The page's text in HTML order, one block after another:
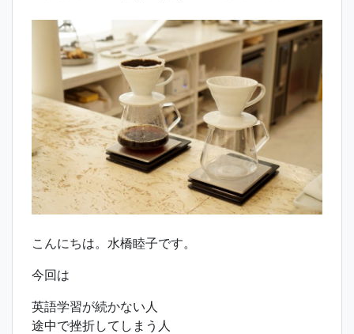
こんにちは。水橋睦子です。
今回は
英語学習が続かない人
途中で挫折してしまう人